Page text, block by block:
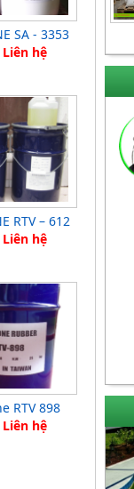
SA - 3353
Liên hệ
RTV – 612
Liên hệ
RTV 898
Liên hệ